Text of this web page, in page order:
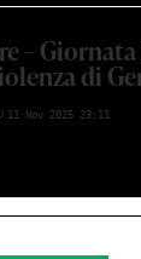
–
di
11 Nov 2025 23:11